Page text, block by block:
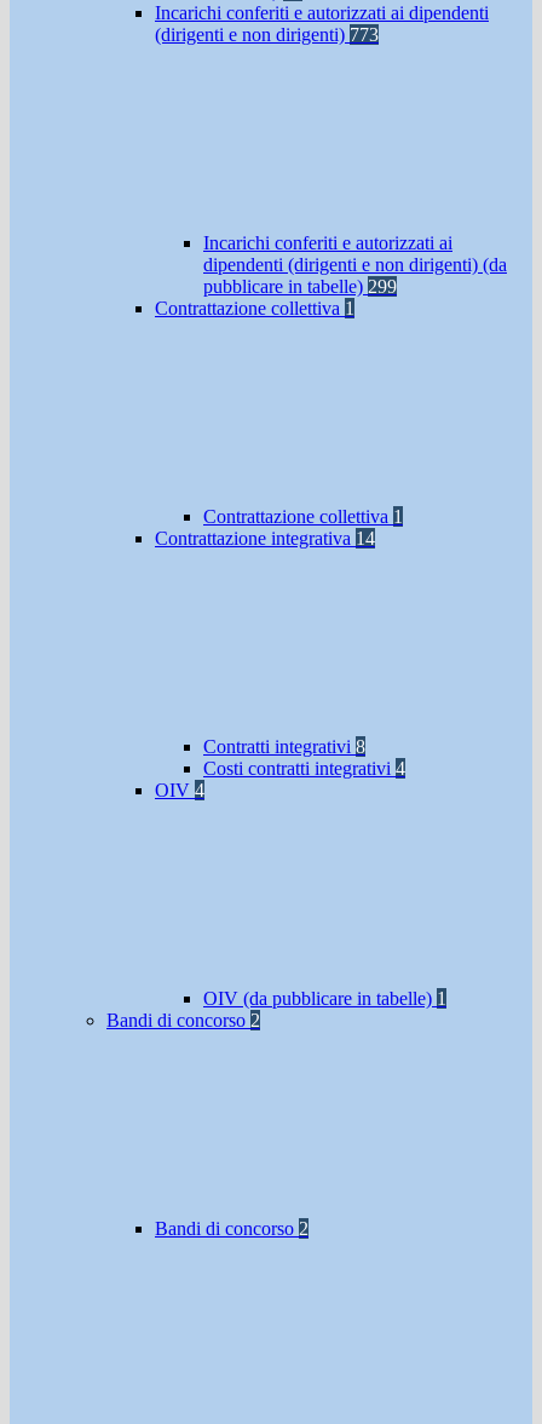
Incarichi conferiti e autorizzati ai dipendenti
(dirigenti e non dirigenti) 773
Incarichi conferiti e autorizzati ai
dipendenti (dirigenti e non dirigenti) (da
pubblicare in tabelle) 299
Contrattazione collettiva 1
Contrattazione collettiva 1
Contrattazione integrativa 14
Contratti integrativi 8
Costi contratti integrativi 4
OIV 4
OIV (da pubblicare in tabelle) 1
Bandi di concorso 2
Bandi di concorso 2